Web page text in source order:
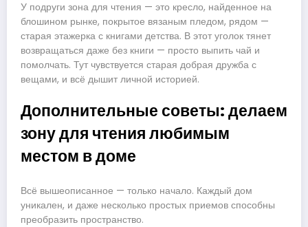
У подруги зона для чтения — это кресло, найденное на
блошином рынке, покрытое вязаным пледом, рядом —
старая этажерка с книгами детства. В этот уголок тянет
возвращаться даже без книги — просто выпить чай и
помолчать. Тут чувствуется старая добрая дружба с
вещами, и всё дышит личной историей.
Дополнительные советы: делаем
зону для чтения любимым
местом в доме
Всё вышеописанное — только начало. Каждый дом
уникален, и даже несколько простых приемов способны
преобразить пространство.